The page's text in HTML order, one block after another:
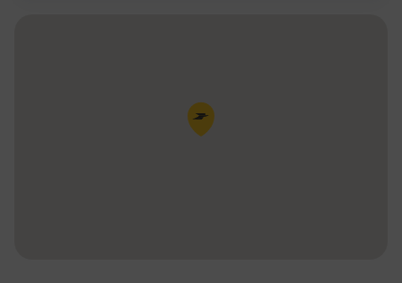
Pin de la carte